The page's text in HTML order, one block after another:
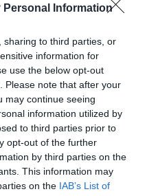
Personal Information
sharing to third parties, or
information for
use the below opt-out
Please note that after your
may continue seeing
information utilized by
to third parties prior to
opt-out of the further
by third parties on the
This information may
on the IAB’s List of
7. decembris, 2023,